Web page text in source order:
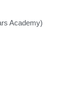
Academy)